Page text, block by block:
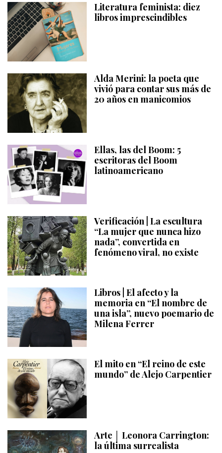
Literatura feminista: diez
libros imprescindibles
Alda Merini: la poeta que
vivió para contar sus más de
20 años en manicomios
Ellas, las del Boom: 5
escritoras del Boom
latinoamericano
Verificación | La escultura
“La mujer que nunca hizo
nada”, convertida en
fenómeno viral, no existe
Libros | El afecto y la
memoria en “El nombre de
una isla”, nuevo poemario de
Milena Ferrer
El mito en “El reino de este
mundo” de Alejo Carpentier
Arte │ Leonora Carrington:
la última surrealista